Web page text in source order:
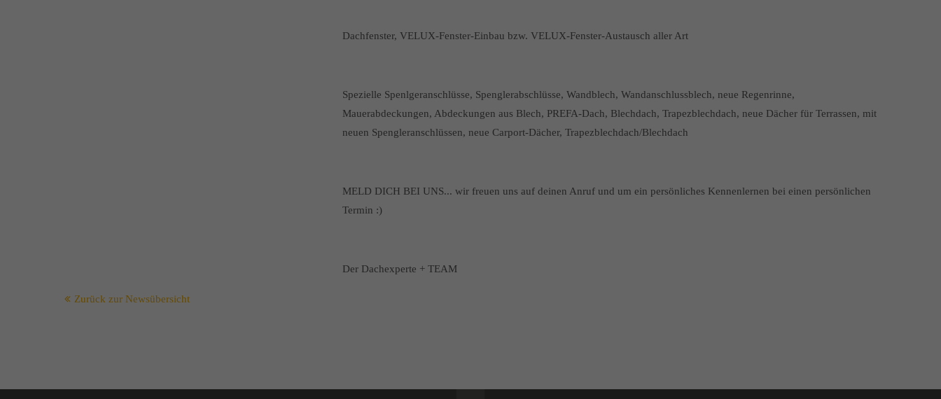
Dachfenster, VELUX-Fenster-Einbau bzw. VELUX-Fenster-Austausch aller Art
Spezielle Spenlgeranschlüsse, Spenglerabschlüsse, Wandblech, Wandanschlussblech, neue Regenrinne,
Mauerabdeckungen, Abdeckungen aus Blech, PREFA-Dach, Blechdach, Trapezblechdach, neue Dächer für Terrassen, mit
neuen Spengleranschlüssen, neue Carport-Dächer, Trapezblechdach/Blechdach
MELD DICH BEI UNS... wir freuen uns auf deinen Anruf und um ein persönliches Kennenlernen bei einen persönlichen
Termin :)
Der Dachexperte + TEAM
Zurück zur Newsübersicht